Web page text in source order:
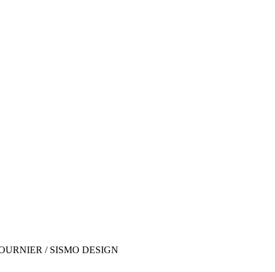
/ SISMO DESIGN